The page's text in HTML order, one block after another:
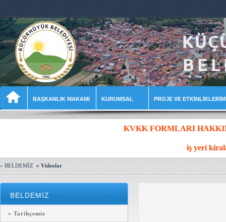
BAŞKANLIK MAKAMI KURUMSAL PROJE VE
KVKK FORMLARI
iş yeri
» BELDEMİZ » Videolar
BELDEMİZ
» Tarihçemiz